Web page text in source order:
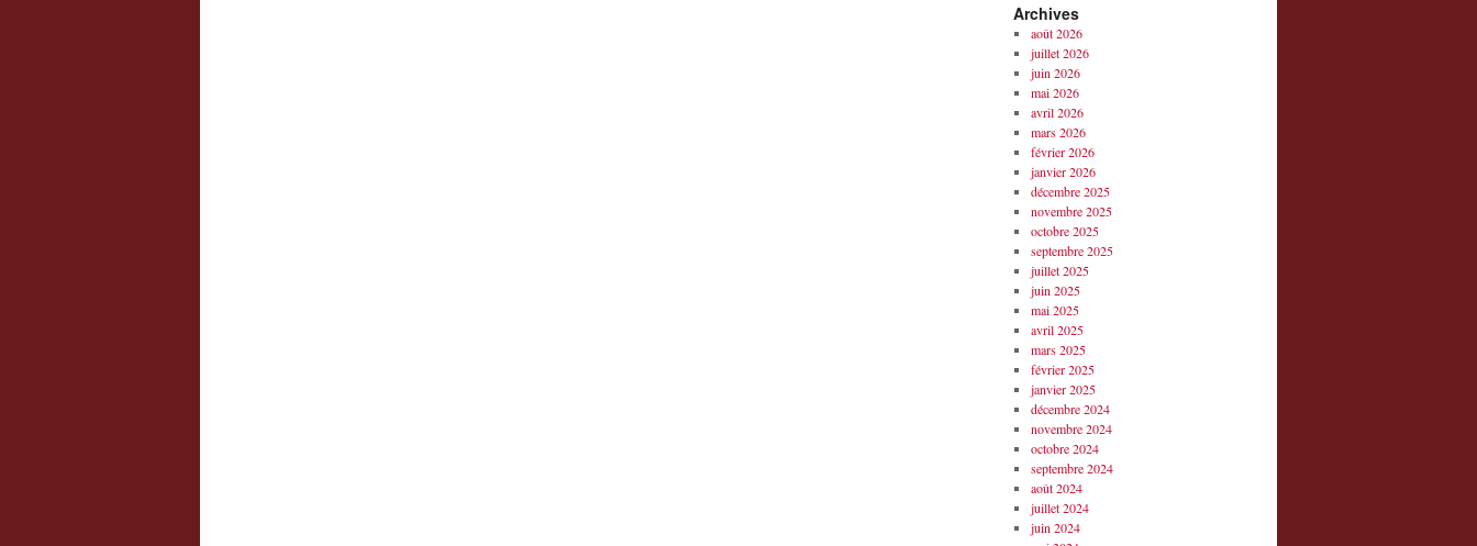
Archives
août 2026
juillet 2026
juin 2026
mai 2026
avril 2026
mars 2026
février 2026
janvier 2026
décembre 2025
novembre 2025
octobre 2025
septembre 2025
juillet 2025
juin 2025
mai 2025
avril 2025
mars 2025
février 2025
janvier 2025
décembre 2024
novembre 2024
octobre 2024
septembre 2024
août 2024
juillet 2024
juin 2024